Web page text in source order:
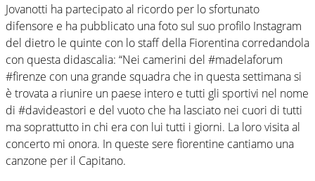
Jovanotti ha partecipato al ricordo per lo sfortunato
difensore e ha pubblicato una foto sul suo profilo Instagram
del dietro le quinte con lo staff della Fiorentina corredandola
con questa didascalia: “Nei camerini del #madelaforum
#firenze con una grande squadra che in questa settimana si
è trovata a riunire un paese intero e tutti gli sportivi nel nome
di #davideastori e del vuoto che ha lasciato nei cuori di tutti
ma soprattutto in chi era con lui tutti i giorni. La loro visita al
concerto mi onora. In queste sere fiorentine cantiamo una
canzone per il Capitano.